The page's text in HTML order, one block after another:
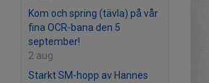
Kom och spring (tävla) på vår
fina OCR-bana den 5
september!
2 aug
Starkt SM-hopp av Hannes